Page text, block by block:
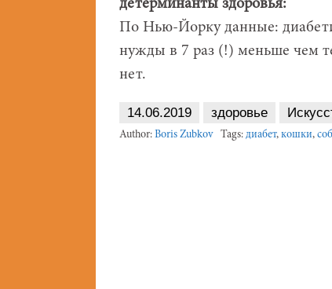
детерминанты здоровья:
По Нью-Йорку данные:
нужды в 7 раз (!) меньше чем
нет.
14.06.2019 здоровье
Author: Boris Zubkov Tags: диабет, кошки,